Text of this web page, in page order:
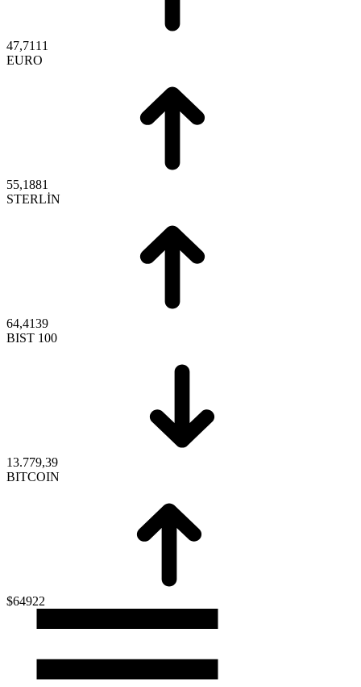
47,7111
EURO
55,1881
STERLİN
64,4139
BIST 100
13.779,39
BITCOIN
$64922